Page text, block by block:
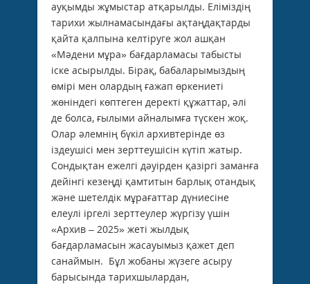
ауқымды жұмыстар атқарылды. Еліміздің
тарихи жылнамасындағы ақтаңдақтарды
қайта қалпына келтіруге жол ашқан
«Мәдени мұра» бағдарламасы табысты
іске асырылды. Бірақ, бабаларымыздың
өмірі мен олардың ғажап өркениеті
жөніндегі көптеген деректі құжаттар, әлі
де болса, ғылыми айналымға түскен жоқ.
Олар әлемнің бүкіл архивтерінде өз
іздеушісі мен зерттеушісін күтіп жатыр.
Сондықтан ежелгі дәуірден қазіргі заманға
дейінгі кезеңді қамтитын барлық отандық
және шетелдік мұрағаттар дүниесіне
елеулі іргелі зерттеулер жүргізу үшін
«Архив – 2025» жеті жылдық
бағдарламасын жасауымыз қажет деп
санаймын. Бұл жобаны жүзеге асыру
барысында тарихшылардан,